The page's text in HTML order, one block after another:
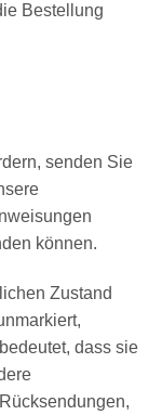
Bestellung
senden Sie
können.
Zustand
dass sie